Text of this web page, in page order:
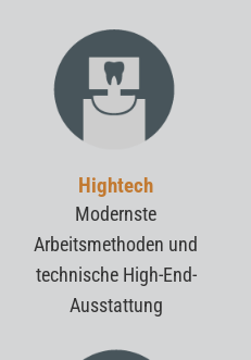
Hightech
Modernste
Arbeitsmethoden und
technische High-End-
Ausstattung